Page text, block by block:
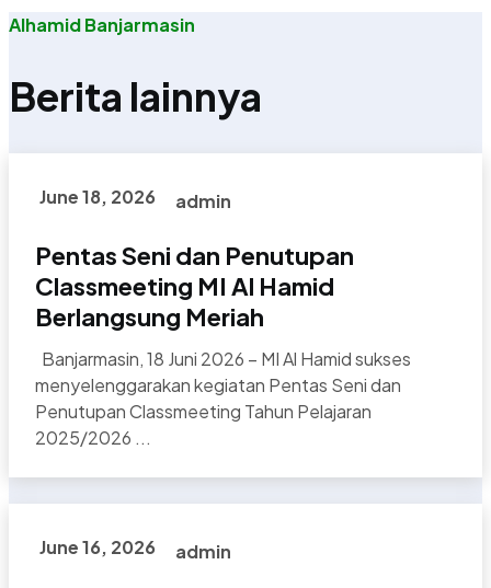
Alhamid Banjarmasin
Berita lainnya
June 18, 2026 admin
Pentas Seni dan Penutupan
Classmeeting MI Al Hamid
Berlangsung Meriah
Banjarmasin, 18 Juni 2026 – MI Al Hamid sukses
menyelenggarakan kegiatan Pentas Seni dan
Penutupan Classmeeting Tahun Pelajaran
2025/2026 ...
June 16, 2026 admin